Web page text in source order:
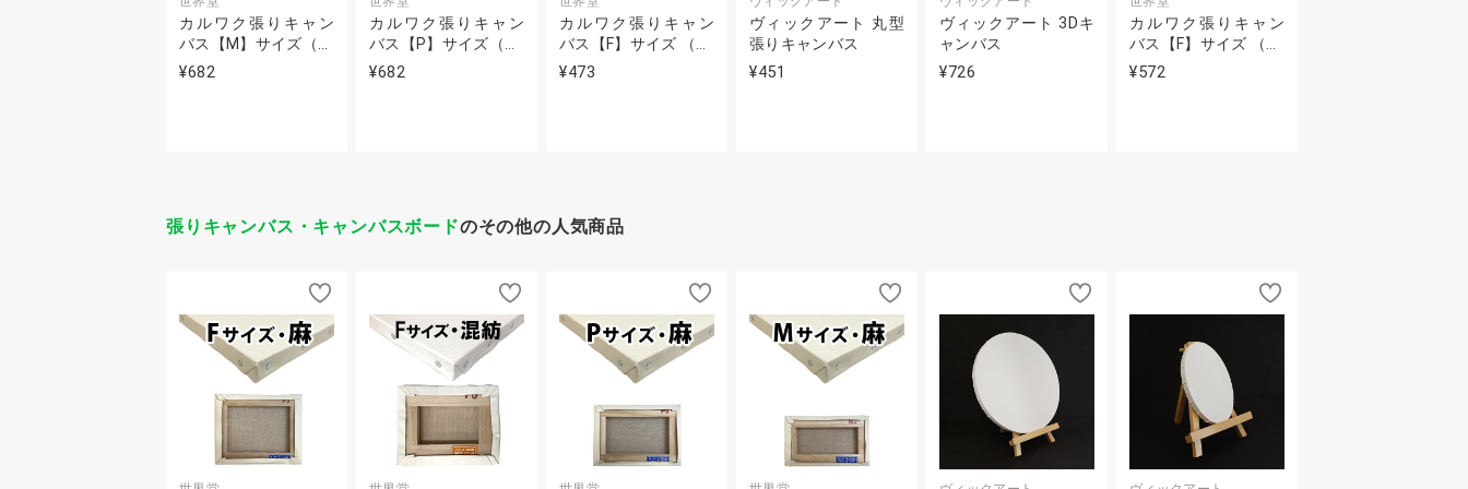
カルワク張りキャン
バス【M】サイズ（…
¥682
カルワク張りキャン
バス【P】サイズ（…
¥682
カルワク張りキャン
バス【F】サイズ （…
¥473
ヴィックアート 丸型
張りキャンバス
¥451
ヴィックアート 3Dキ
ャンバス
¥726
カルワク張りキャン
バス【F】サイズ （…
¥572
張りキャンバス・キャンバスボードのその他の人気商品